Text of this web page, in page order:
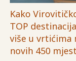
Kako
TOP
više u vrtićima
novih 450